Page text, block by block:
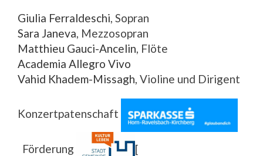
Giulia Ferraldeschi, Sopran
Sara Janeva, Mezzosopran
Matthieu Gauci-Ancelin, Flöte
Academia Allegro Vivo
Vahid Khadem-Missagh, Violine und Dirigent
Konzertpatenschaft
Förderung [